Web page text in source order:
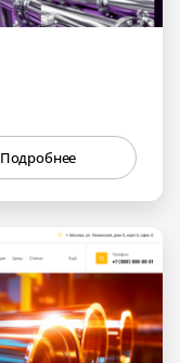
Подробнее